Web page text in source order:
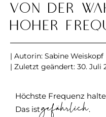
Von der
hoher
| Autorin: Sabine Weiskopf
| Zuletzt geändert: 30. Juli
Höchste Frequenz
Das istgefährlich.